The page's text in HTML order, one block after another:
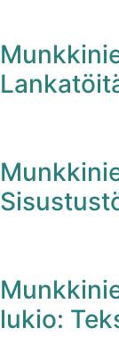
lukio: